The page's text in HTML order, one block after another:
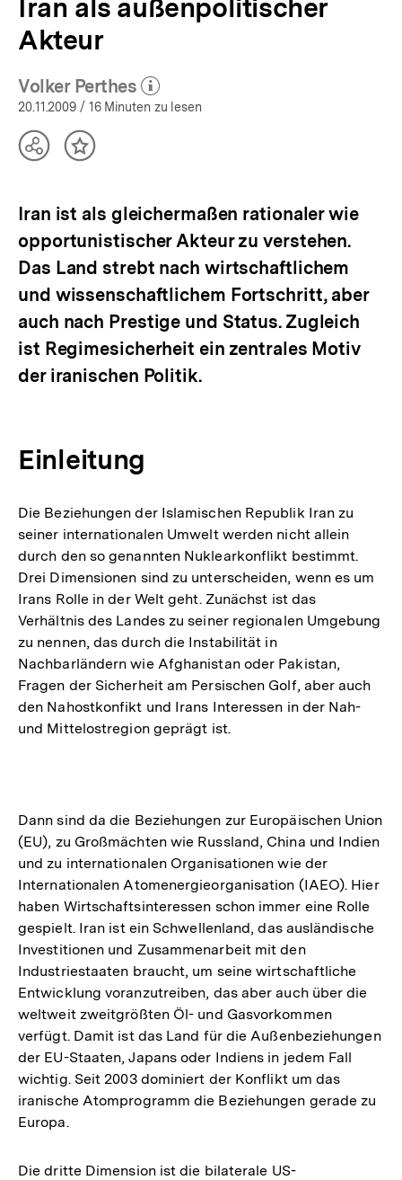
Iran als außenpolitischer
Akteur
Volker Perthes
(Mehr zum Autor)
öffnen
20.11.2009 / 16 Minuten zu lesen
TeilenInhalt
Iran ist als gleichermaßen rationaler wie
opportunistischer Akteur zu verstehen.
Das Land strebt nach wirtschaftlichem
und wissenschaftlichem Fortschritt, aber
auch nach Prestige und Status. Zugleich
ist Regimesicherheit ein zentrales Motiv
der iranischen Politik.
Einleitung
Die Beziehungen der Islamischen Republik Iran zu
seiner internationalen Umwelt werden nicht allein
durch den so genannten Nuklearkonflikt bestimmt.
Drei Dimensionen sind zu unterscheiden, wenn es um
Irans Rolle in der Welt geht. Zunächst ist das
Verhältnis des Landes zu seiner regionalen Umgebung
zu nennen, das durch die Instabilität in
Nachbarländern wie Afghanistan oder Pakistan,
Fragen der Sicherheit am Persischen Golf, aber auch
den Nahostkonfikt und Irans Interessen in der Nah-
und Mittelostregion geprägt ist.
Dann sind da die Beziehungen zur Europäischen Union
(EU), zu Großmächten wie Russland, China und Indien
und zu internationalen Organisationen wie der
Internationalen Atomenergieorganisation (IAEO). Hier
haben Wirtschaftsinteressen schon immer eine Rolle
gespielt. Iran ist ein Schwellenland, das ausländische
Investitionen und Zusammenarbeit mit den
Industriestaaten braucht, um seine wirtschaftliche
Entwicklung voranzutreiben, das aber auch über die
weltweit zweitgrößten Öl- und Gasvorkommen
verfügt. Damit ist das Land für die Außenbeziehungen
der EU-Staaten, Japans oder Indiens in jedem Fall
wichtig. Seit 2003 dominiert der Konflikt um das
iranische Atomprogramm die Beziehungen gerade zu
Europa.
Die dritte Dimension ist die bilaterale US-